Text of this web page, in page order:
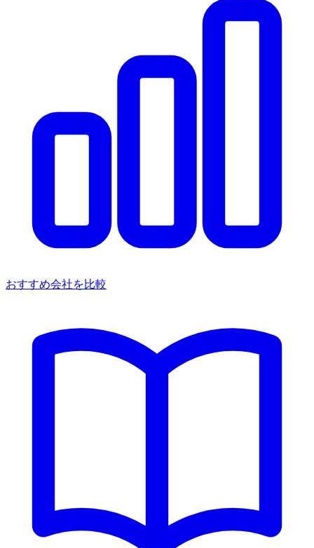
おすすめ会社を比較